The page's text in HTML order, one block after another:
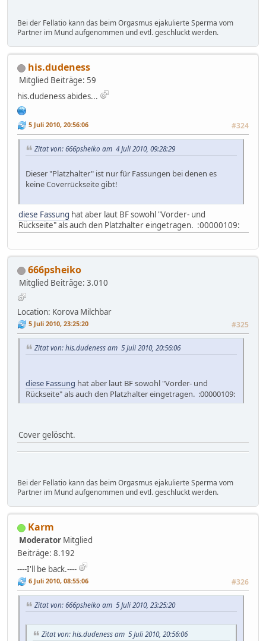
Bei der Fellatio kann das beim Orgasmus ejakulierte Sperma vom
Partner im Mund aufgenommen und evtl. geschluckt werden.
his.dudeness
Mitglied Beiträge: 59
his.dudeness abides...
5 Juli 2010, 20:56:06 #324
Zitat von: 666psheiko am 4 Juli 2010, 09:28:29
Dieser "Platzhalter" ist nur für Fassungen bei denen es
keine Coverrückseite gibt!
diese Fassung hat aber laut BF sowohl "Vorder- und
Rückseite" als auch den Platzhalter eingetragen. :00000109:
666psheiko
Mitglied Beiträge: 3.010
Location: Korova Milchbar
5 Juli 2010, 23:25:20 #325
Zitat von: his.dudeness am 5 Juli 2010, 20:56:06
diese Fassung hat aber laut BF sowohl "Vorder- und
Rückseite" als auch den Platzhalter eingetragen. :00000109:
Cover gelöscht.
Bei der Fellatio kann das beim Orgasmus ejakulierte Sperma vom
Partner im Mund aufgenommen und evtl. geschluckt werden.
Karm
Moderator Mitglied
Beiträge: 8.192
----I'll be back.----
6 Juli 2010, 08:55:06 #326
Zitat von: 666psheiko am 5 Juli 2010, 23:25:20
Zitat von: his.dudeness am 5 Juli 2010, 20:56:06